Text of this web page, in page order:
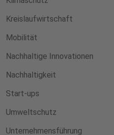
Kreislaufwirtschaft
Mobilität
Nachhaltige Innovationen
Nachhaltigkeit
Start-ups
Umweltschutz
Unternehmensführung